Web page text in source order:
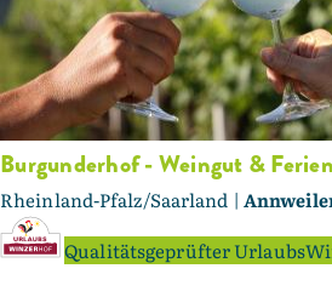
Burgunderhof - Weingut &
Rheinland-Pfalz/Saarland |
Qualitätsgeprüfter